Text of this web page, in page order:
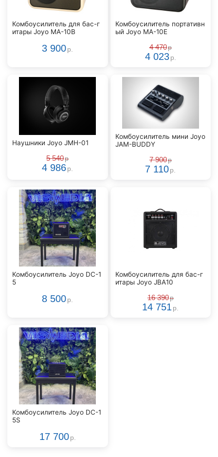
Комбоусилитель для бас-г
итары Joyo MA-10B
3 900 р.
Комбоусилитель портативн
ый Joyo MA-10E
4 470р
4 023 р.
Наушники Joyo JMH-01
5 540р
4 986 р.
Комбоусилитель мини Joyo
JAM-BUDDY
7 900р
7 110 р.
Комбоусилитель Joyo DC-1
5
8 500 р.
Комбоусилитель для бас-г
итары Joyo JBA10
16 390р
14 751 р.
Комбоусилитель Joyo DC-1
5S
17 700 р.